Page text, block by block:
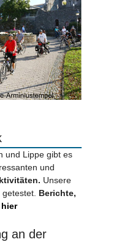
und Lippe gibt es
und
Unsere
getestet. Berichte,
an der